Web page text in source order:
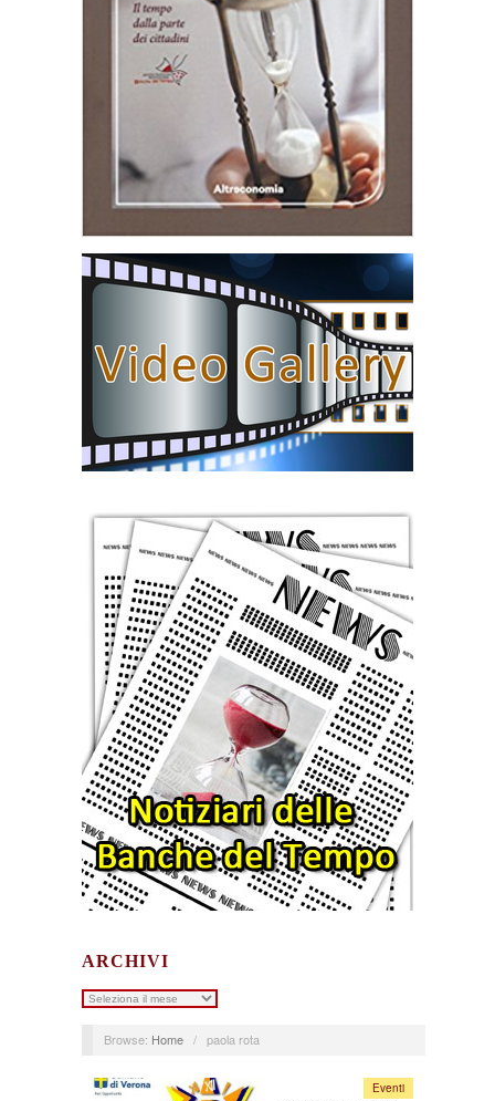
ARCHIVI
Archivi
Browse: Home / paola rota
Eventi